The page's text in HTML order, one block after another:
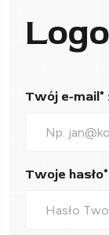
Twój e-mail*
Twoje